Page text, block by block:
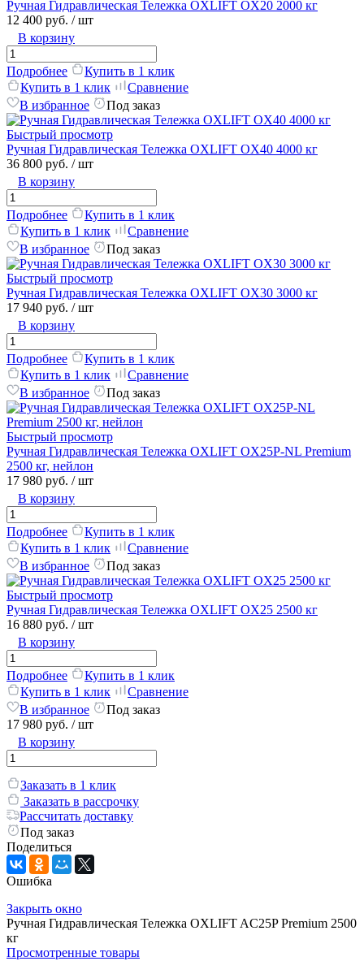
Ручная Гидравлическая Тележка OXLIFT OX20 2000 кг
12 400 руб. / шт
В корзину
Подробнее
Купить в 1 клик
Купить в 1 клик
Сравнение
В избранное
Под заказ
Быстрый просмотр
Ручная Гидравлическая Тележка OXLIFT OX40 4000 кг
36 800 руб. / шт
В корзину
Подробнее
Купить в 1 клик
Купить в 1 клик
Сравнение
В избранное
Под заказ
Быстрый просмотр
Ручная Гидравлическая Тележка OXLIFT OX30 3000 кг
17 940 руб. / шт
В корзину
Подробнее
Купить в 1 клик
Купить в 1 клик
Сравнение
В избранное
Под заказ
Быстрый просмотр
Ручная Гидравлическая Тележка OXLIFT OX25P-NL Premium
2500 кг, нейлон
17 980 руб. / шт
В корзину
Подробнее
Купить в 1 клик
Купить в 1 клик
Сравнение
В избранное
Под заказ
Быстрый просмотр
Ручная Гидравлическая Тележка OXLIFT OX25 2500 кг
16 880 руб. / шт
В корзину
Подробнее
Купить в 1 клик
Купить в 1 клик
Сравнение
В избранное
Под заказ
17 980 руб. / шт
В корзину
Заказать в 1 клик
Заказать в рассрочку
Рассчитать доставку
Под заказ
Поделиться
Ошибка
Закрыть окно
Ручная Гидравлическая Тележка OXLIFT AC25P Premium 2500
кг
Просмотренные товары